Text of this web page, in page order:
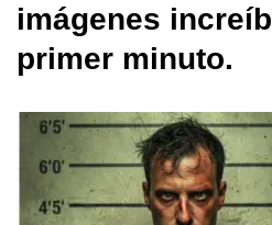
imágenes
primer minuto.